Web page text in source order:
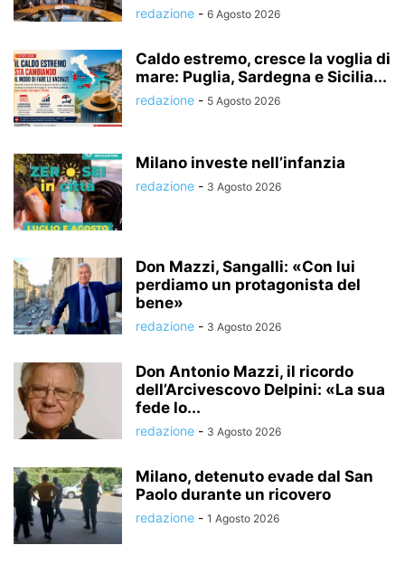
redazione - 6 Agosto 2026
Caldo estremo, cresce la voglia di
mare: Puglia, Sardegna e Sicilia...
redazione - 5 Agosto 2026
Milano investe nell’infanzia
redazione - 3 Agosto 2026
Don Mazzi, Sangalli: «Con lui
perdiamo un protagonista del
bene»
redazione - 3 Agosto 2026
Don Antonio Mazzi, il ricordo
dell’Arcivescovo Delpini: «La sua
fede lo...
redazione - 3 Agosto 2026
Milano, detenuto evade dal San
Paolo durante un ricovero
redazione - 1 Agosto 2026